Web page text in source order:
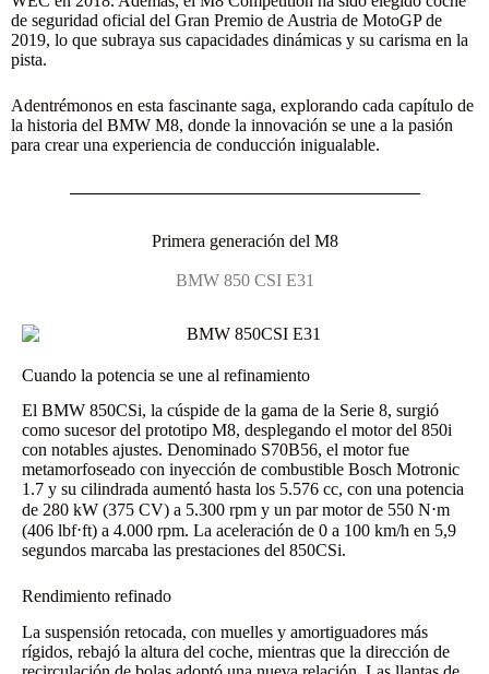
de seguridad oficial del Gran Premio de Austria de MotoGP de
2019, lo que subraya sus capacidades dinámicas y su carisma en la
pista.
Adentrémonos en esta fascinante saga, explorando cada capítulo de
la historia del BMW M8, donde la innovación se une a la pasión
para crear una experiencia de conducción inigualable.
Primera generación del M8
BMW 850 CSI E31
Cuando la potencia se une al refinamiento
El BMW 850CSi, la cúspide de la gama de la Serie 8, surgió
como sucesor del prototipo M8, desplegando el motor del 850i
con notables ajustes. Denominado S70B56, el motor fue
metamorfoseado con inyección de combustible Bosch Motronic
1.7 y su cilindrada aumentó hasta los 5.576 cc, con una potencia
de 280 kW (375 CV) a 5.300 rpm y un par motor de 550 N⋅m
(406 lbf⋅ft) a 4.000 rpm. La aceleración de 0 a 100 km/h en 5,9
segundos marcaba las prestaciones del 850CSi.
Rendimiento refinado
La suspensión retocada, con muelles y amortiguadores más
rígidos, rebajó la altura del coche, mientras que la dirección de